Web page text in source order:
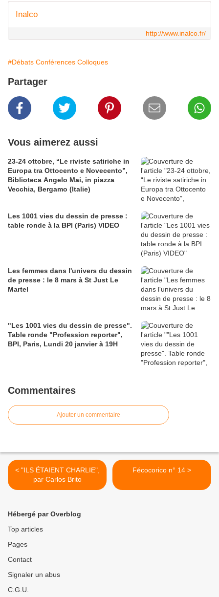
Inalco
http://www.inalco.fr/
#Débats Conférences Colloques
Partager
Vous aimerez aussi
23-24 ottobre, “Le riviste satiriche in
Europa tra Ottocento e Novecento”,
Biblioteca Angelo Mai, in piazza
Vecchia, Bergamo (Italie)
Les 1001 vies du dessin de presse :
table ronde à la BPI (Paris) VIDEO
Les femmes dans l'univers du dessin
de presse : le 8 mars à St Just Le
Martel
"Les 1001 vies du dessin de presse".
Table ronde "Profession reporter",
BPI, Paris, Lundi 20 janvier à 19H
Commentaires
Ajouter un commentaire
< "ILS ÉTAIENT CHARLIE",
par Carlos Brito
Fécocorico n° 14 >
Hébergé par Overblog
Top articles
Pages
Contact
Signaler un abus
C.G.U.